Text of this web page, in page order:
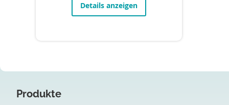
Details anzeigen
Produkte